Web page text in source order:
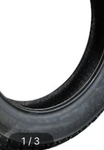
1 / 3